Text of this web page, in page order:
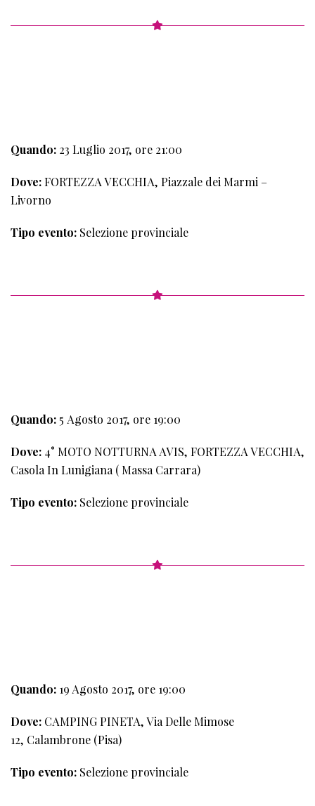
Quando: 23 Luglio 2017, ore 21:00
Dove:FORTEZZA VECCHIA, Piazzale dei Marmi –
Livorno
Tipo evento: Selezione provinciale
Quando: 5 Agosto 2017, ore 19:00
Dove: 4° MOTO NOTTURNA AVIS, FORTEZZA VECCHIA,
Casola In Lunigiana ( Massa Carrara)
Tipo evento: Selezione provinciale
Quando: 19 Agosto 2017, ore 19:00
Dove: CAMPING PINETA, Via Delle Mimose
12, Calambrone (Pisa)
Tipo evento: Selezione provinciale